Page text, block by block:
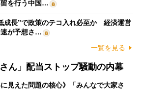
を行う中国…
成長”で政策のテコ入れ必至か 経済運営
速が予想さ…
一覧を見る
ん」配当ストップ騒動の内幕
に見えた問題の核心》「みんなで大家さ